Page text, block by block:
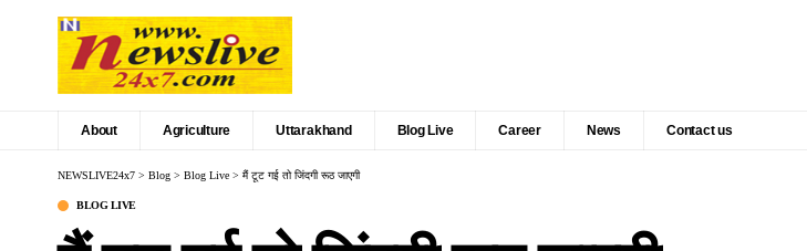
About Agriculture Uttarakhand Blog Live Career News Contact us
NEWSLIVE24x7 > Blog > Blog Live > मैं टूट गई तो जिंदगी रूठ जाएगी
BLOG LIVE